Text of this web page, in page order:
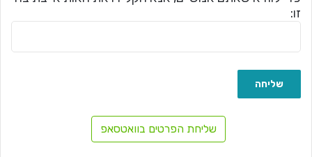
זו:
שליחת הפרטים בוואטסאפ